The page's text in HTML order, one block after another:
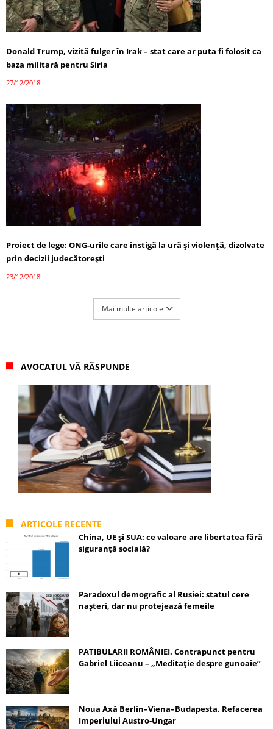
Donald Trump, vizită fulger în Irak – stat care ar puta fi folosit ca
baza militară pentru Siria
27/12/2018
Proiect de lege: ONG-urile care instigă la ură și violenţă, dizolvate
prin decizii judecătoreşti
23/12/2018
Mai multe articole
AVOCATUL VĂ RĂSPUNDE
ARTICOLE RECENTE
China, UE și SUA: ce valoare are libertatea fără
siguranță socială?
Paradoxul demografic al Rusiei: statul cere
nașteri, dar nu protejează femeile
PATIBULARII ROMÂNIEI. Contrapunct pentru
Gabriel Liiceanu – „Meditație despre gunoaie”
Noua Axă Berlin–Viena–Budapesta. Refacerea
Imperiului Austro-Ungar